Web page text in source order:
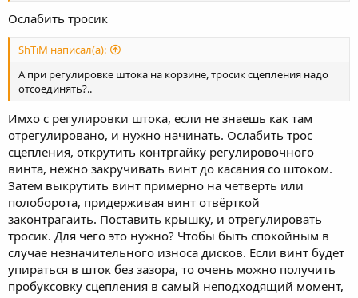
Ослабить тросик
ShTiM написал(а):
А при регулировке штока на корзине, тросик сцепления надо
отсоединять?..
Имхо с регулировки штока, если не знаешь как там
отрегулировано, и нужно начинать. Ослабить трос
сцепления, открутить контргайку регулировочного
винта, нежно закручивать винт до касания со штоком.
Затем выкрутить винт примерно на четверть или
полоборота, придерживая винт отвёрткой
законтрагаить. Поставить крышку, и отрегулировать
тросик. Для чего это нужно? Чтобы быть спокойным в
случае незначительного износа дисков. Если винт будет
упираться в шток без зазора, то очень можно получить
пробуксовку сцепления в самый неподходящий момент,